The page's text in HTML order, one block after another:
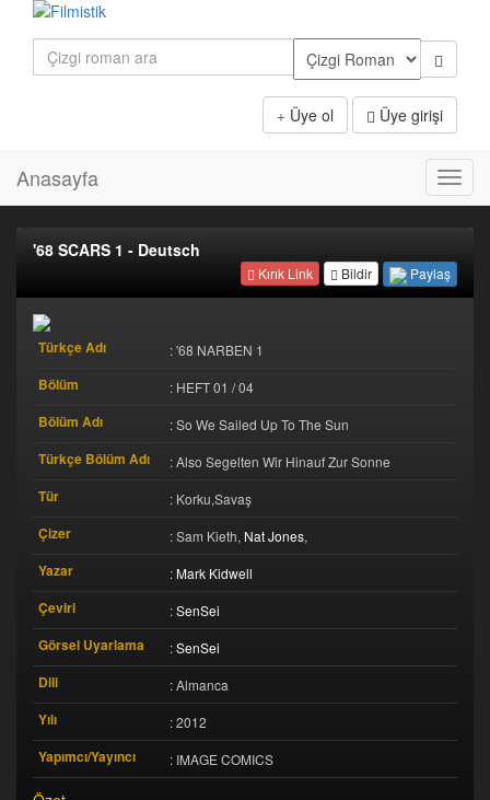
Üye ol Üye girişi
Anasayfa
'68 SCARS 1 - Deutsch
Kırık Link Bildir Paylaş
Türkçe Adı : '68 NARBEN 1
Bölüm : HEFT 01 / 04
Bölüm Adı : So We Sailed Up To The Sun
Türkçe Bölüm Adı : Also Segelten Wir Hinauf Zur Sonne
Tür : Korku,Savaş
Çizer : Sam Kieth, Nat Jones,
Yazar : Mark Kidwell
Çeviri :SenSei
Görsel Uyarlama :SenSei
Dili : Almanca
Yılı : 2012
Yapımcı/Yayıncı : IMAGE COMICS